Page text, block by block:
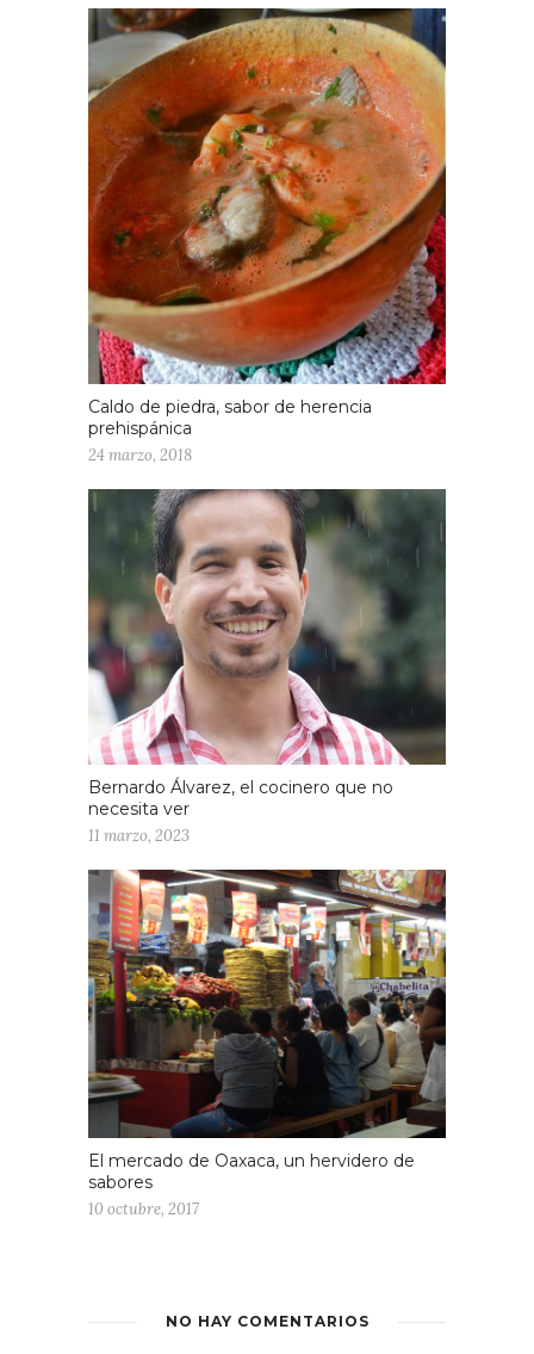
Caldo de piedra, sabor de herencia
prehispánica
24 marzo, 2018
Bernardo Álvarez, el cocinero que no
necesita ver
11 marzo, 2023
El mercado de Oaxaca, un hervidero de
sabores
10 octubre, 2017
NO HAY COMENTARIOS